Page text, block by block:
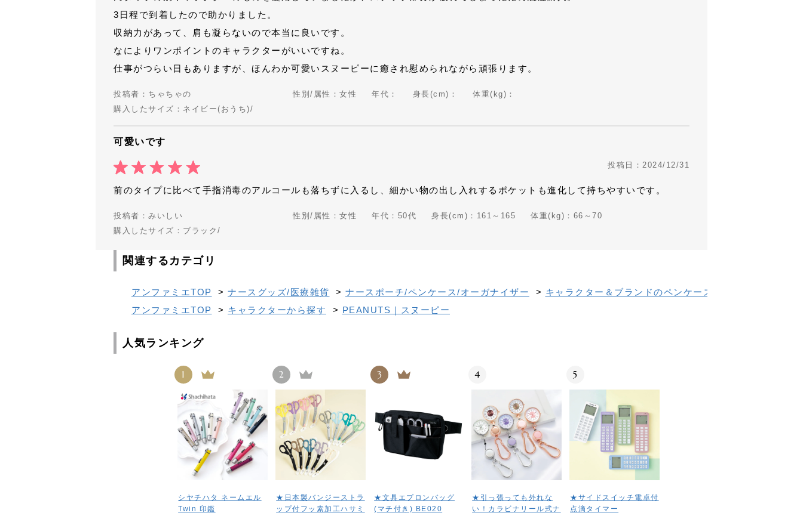
3日程で到着したので助かりました。
収納力があって、肩も凝らないので本当に良いです。
なによりワンポイントのキャラクターがいいですね。
仕事がつらい日もありますが、ほんわか可愛いスヌーピーに癒され慰められながら頑張ります。
投稿者：ちゃちゃの 性別/属性：女性 年代： 身長(cm)：
体重(kg)：
購入したサイズ：ネイビー(おうち)/
可愛いです
投稿日：2024/12/31
前のタイプに比べて手指消毒のアルコールも落ちずに入るし、細かい物の出し入れするポケットも進化して持ちやすいです。
投稿者：みいしい 性別/属性：女性 年代：50代 身長(cm)：161～165
体重(kg)：66～70
購入したサイズ：ブラック/
関連するカテゴリ
アンファミエTOP > ナースグッズ/医療雑貨 > ナースポーチ/ペンケース/オーガナイザー > キャラクター＆ブランドのペンケース・オーガナイザー
アンファミエTOP
> キャラクターから探す > PEANUTS｜スヌーピー
人気ランキング
1
シヤチハタ ネームエル
Twin 印鑑
2
★日本製バンジーストラ
ップ付フッ素加工ハサミ
3
★文具エプロンバッグ
(マチ付き) BE020
4
★引っ張っても外れな
い！カラビナリール式ナ
5
★サイドスイッチ電卓付
点滴タイマー